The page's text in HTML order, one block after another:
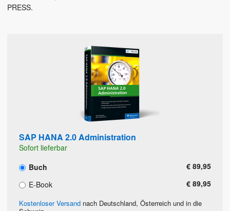
PRESS.
SAP HANA 2.0 Administration
Sofort lieferbar
Buch
€ 89,95
E-Book
€ 89,95
Kostenloser Versand nach Deutschland, Österreich und in die